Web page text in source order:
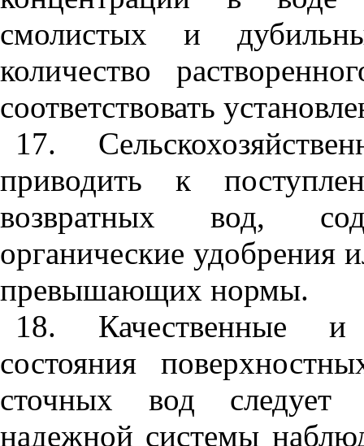
смолистых и
количество
соответствовать
17.
приводить к
возвратных вод,
органические удобрения
превышающих нормы.
18. Качественные и
состояния
сточных вод следует
надежной системы